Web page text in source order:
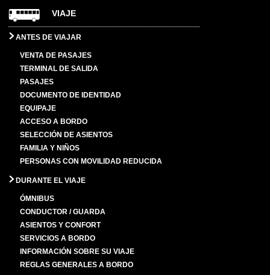
VIAJE
ANTES DE VIAJAR
VENTA DE PASAJES
TERMINAL DE SALIDA
PASAJES
DOCUMENTO DE IDENTIDAD
EQUIPAJE
ACCESO A BORDO
SELECCIÓN DE ASIENTOS
FAMILIA Y NIÑOS
PERSONAS CON MOVILIDAD REDUCIDA
DURANTE EL VIAJE
ÓMNIBUS
CONDUCTOR / GUARDA
ASIENTOS Y CONFORT
SERVICIOS A BORDO
INFORMACIÓN SOBRE SU VIAJE
REGLAS GENERALES A BORDO